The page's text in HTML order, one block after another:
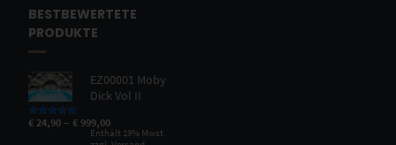
BESTBEWERTETE
PRODUKTE
EZ00001 Moby
Dick Vol II
Bewertet mit
von 5
€ 24,90 –€ 999,00
Enthält 19% Mwst.